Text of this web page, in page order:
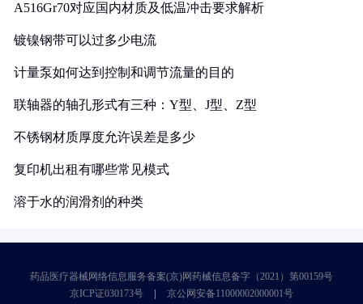
A516Gr70对应国内材质及低温冲击要求解析
镀镍钢带可以过多少电流
计量泵如何达到控制和调节流量的目的
联轴器的轴孔形式有三种：Y型、J型、Z型
不锈钢材质厚度允许误差是多少
复印机出租有哪些常见模式
溶于水的润滑剂的种类
药品医疗器械网络信息服务备案(京)网药械信息备字（2021）第00159号
京ICP证030173号
京公网安备11000002000001号